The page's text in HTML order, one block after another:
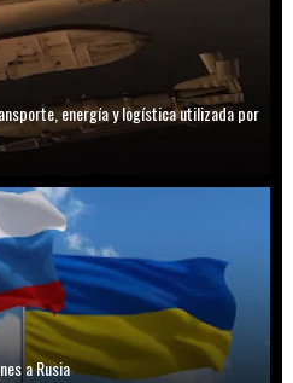
energía y logística utilizada por
a Rusia